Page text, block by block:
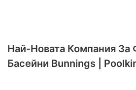
Най-Новата Компания За
Басейни Bunnings |